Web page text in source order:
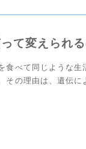
て変えられる
食べて同じような生
その理由は、遺伝に